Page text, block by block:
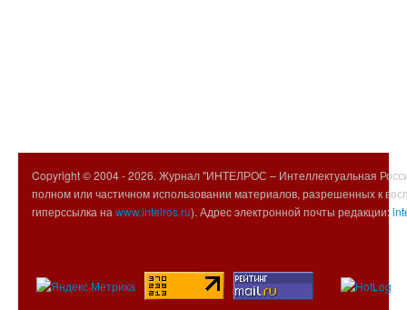
Copyright © 2004 -2026. Журнал "ИНТЕЛРОС – Интеллектуальная
полном или частичном использовании материалов, разрешенных к
гиперссылка на www.intelros.ru). Адрес электронной почты редакции: